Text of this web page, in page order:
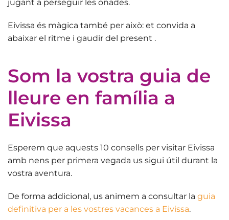
jugant a perseguir les onades.
Eivissa és màgica també per això: et convida a
abaixar el ritme i gaudir del present .
Som la vostra guia de
lleure en família a
Eivissa
Esperem que aquests 10 consells per visitar Eivissa
amb nens per primera vegada us sigui útil durant la
vostra aventura.
De forma addicional, us animem a consultar la guia
definitiva per a les vostres vacances a Eivissa.